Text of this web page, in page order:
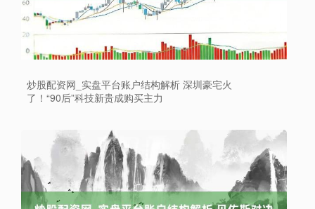
炒股配资网_实盘平台账户结构解析 深圳豪宅火
了！“90后”科技新贵成购买主力